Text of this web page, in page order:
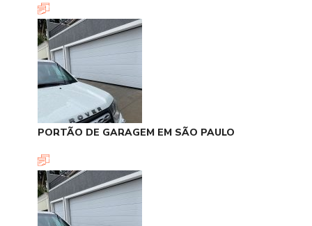
PORTÃO DE GARAGEM EM SÃO PAULO